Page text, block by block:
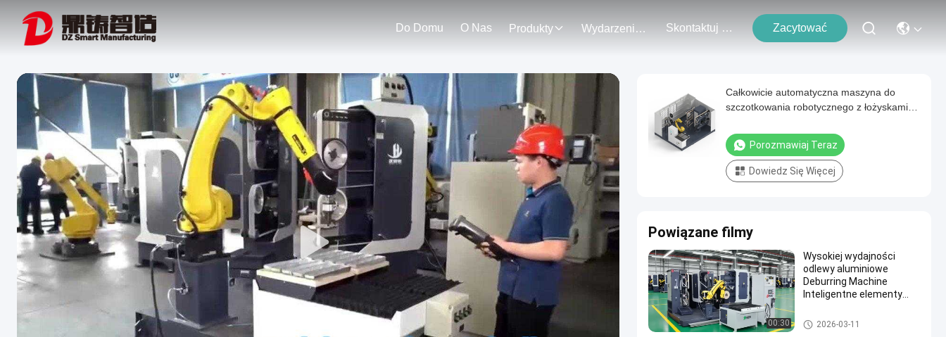
Do Domu O Nas Produkty Wydarzenia Skontaktuj Się Z Nami Zacytować
Całkowicie automatyczna maszyna do
szczotkowania robotycznego z łożyskami
metalowych
Porozmawiaj Teraz
Dowiedz Się Więcej
Powiązane filmy
00:30
Wysokiej wydajności
odlewy aluminiowe
Deburring Machine
Inteligentne elementy
Robotów System
polerowania z kontrolą
Automatyczna maszyna do s
zlifowania i polerowania
2026-03-11